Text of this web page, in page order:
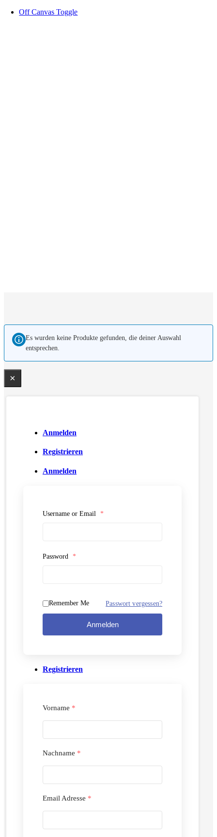
Zum
Off Canvas Toggle
Es wurden keine Produkte gefunden, die deiner Auswahl
entsprechen.
×
Anmelden
Registrieren
Anmelden
Username or Email *
Password *
Remember Me Passwort vergessen?
Anmelden
Registrieren
Vorname *
Nachname *
Email Adresse *